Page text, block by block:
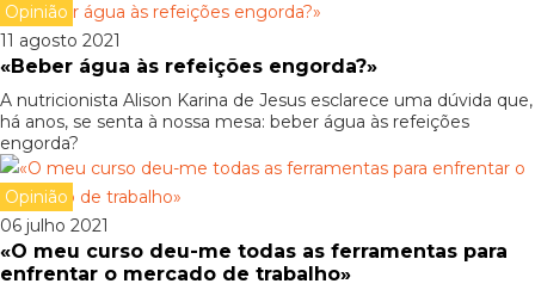
Opinião
11 agosto 2021
«Beber água às refeições engorda?»
A nutricionista Alison Karina de Jesus esclarece uma dúvida que,
há anos, se senta à nossa mesa: beber água às refeições
engorda?
Opinião
06 julho 2021
«O meu curso deu-me todas as ferramentas para
enfrentar o mercado de trabalho»